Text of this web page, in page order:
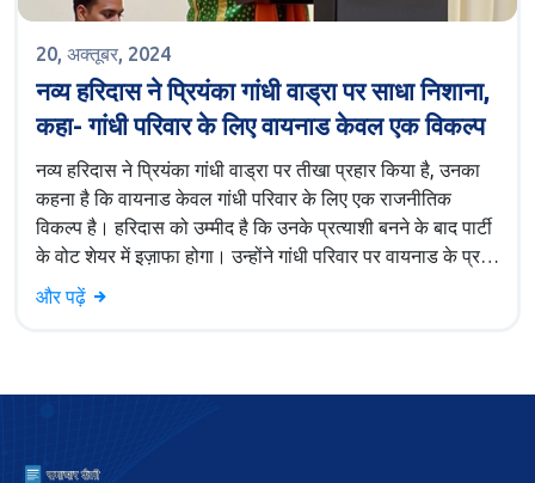
20, अक्तूबर, 2024
नव्य हरिदास ने प्रियंका गांधी वाड्रा पर साधा निशाना,
कहा- गांधी परिवार के लिए वायनाड केवल एक विकल्प
नव्य हरिदास ने प्रियंका गांधी वाड्रा पर तीखा प्रहार किया है, उनका
कहना है कि वायनाड केवल गांधी परिवार के लिए एक राजनीतिक
विकल्प है। हरिदास को उम्मीद है कि उनके प्रत्याशी बनने के बाद पार्टी
के वोट शेयर में इज़ाफा होगा। उन्होंने गांधी परिवार पर वायनाड के प्रति
गहरे संबंधों की बजाय राजनीतिक सुविधा के लिए शामिल होने का आरोप
लगाया।
और पढ़ें